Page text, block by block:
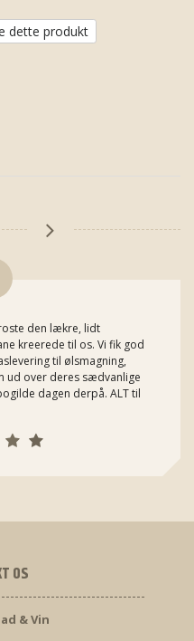
dette produkt
den lækre, lidt
kreerede til os. Vi fik god
til ølsmagning,
ud over deres sædvanlige
dagen derpå. ALT til
OS
& Vin